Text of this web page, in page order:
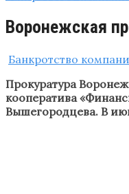
Воронежская
Банкротство
Прокуратура
кооператива
Вышегородцева. В